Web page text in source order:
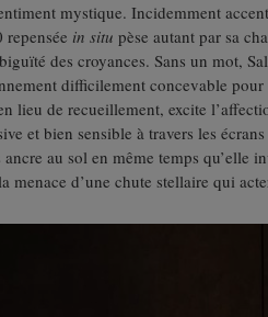
mystique. Incidemment
repensée in situ pèse autant par sa
des croyances. Sans un mot,
difficilement concevable
lieu de recueillement, excite
et bien sensible à travers les
ancre au sol en même temps qu’elle
menace d’une chute stellaire qui